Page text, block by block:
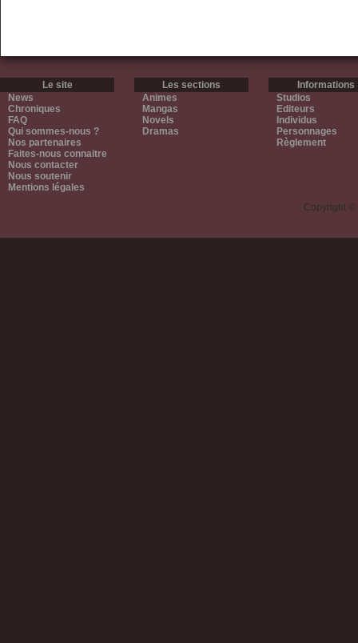
Le site
News
Chroniques
FAQ
Qui sommes-nous ?
Nos partenaires
Faites-nous connaitre
Nous contacter
Nous soutenir
Mentions légales
Les sections
Animes
Mangas
Novels
Dramas
Informations
Studios
Editeurs
Individus
Personnages
Règlement
Copyright ©